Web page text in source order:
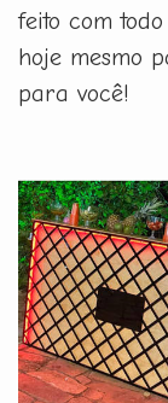
feito com
hoje mesmo
para você!